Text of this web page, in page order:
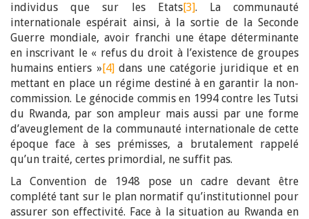
individus que sur les Etats[3]. La communauté
internationale espérait ainsi, à la sortie de la Seconde
Guerre mondiale, avoir franchi une étape déterminante
en inscrivant le « refus du droit à l’existence de groupes
humains entiers »[4]dans une catégorie juridique et en
mettant en place un régime destiné à en garantir la non-
commission. Le génocide commis en 1994 contre les Tutsi
du Rwanda, par son ampleur mais aussi par une forme
d’aveuglement de la communauté internationale de cette
époque face à ses prémisses, a brutalement rappelé
qu’un traité, certes primordial, ne suffit pas.
La Convention de 1948 pose un cadre devant être
complété tant sur le plan normatif qu’institutionnel pour
assurer son effectivité. Face à la situation au Rwanda en